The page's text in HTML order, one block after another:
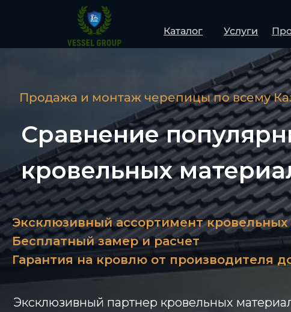
Каталог Услуги
Продажа и монтаж черепицы по всему
Сравнение
кровельных
Эксклюзивный ассортимент
Бесплатный замер и расчет
Гарантия на кровлю от производителя
Эксклюзивный партнер кровельных